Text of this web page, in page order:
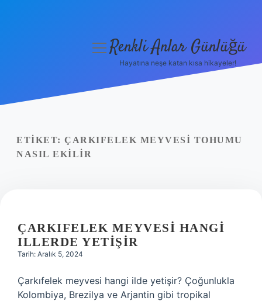
Yasal Uyarı
menüyüRenkli Anlar Günlüğü
Hayatına neşe katan kısa hikayeler!
ETIKET: ÇARKIFELEK MEYVESI TOHUMU
NASIL EKILIR
ÇARKIFELEK MEYVESI HANGI
ILLERDE YETIŞIR
Tarih: Aralık 5, 2024
Çarkıfelek meyvesi hangi ilde yetişir? Çoğunlukla
Kolombiya, Brezilya ve Arjantin gibi tropikal